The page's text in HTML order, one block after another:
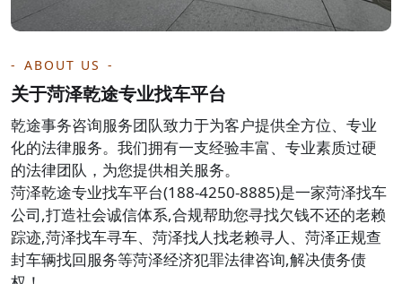
ABOUT US
关于菏泽乾途专业找车平台
乾途事务咨询服务团队致力于为客户提供全方位、专业
化的法律服务。我们拥有一支经验丰富、专业素质过硬
的法律团队，为您提供相关服务。
菏泽乾途专业找车平台(188-4250-8885)是一家菏泽找车
公司,打造社会诚信体系,合规帮助您寻找欠钱不还的老赖
踪迹,菏泽找车寻车、菏泽找人找老赖寻人、菏泽正规查
封车辆找回服务等菏泽经济犯罪法律咨询,解决债务债